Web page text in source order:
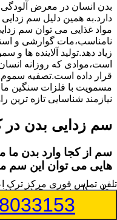
بدن انسان در معرض آلودگی
دارد.به همین دلیل سم
مواد غذایی می توان سم
نامناسب،مات گوارشی و
زیاد دهد.تولید آلاینده ها
است،موادی که روزانه
قرار داده است.تصفیه سموم
مسمویت با فلزات سنگین
نیازمند شناسایی تازه ترین
سم زدایی بدن در
سم از کجا وارد بدن ما
هایی می توان این سم
بطور کلی سم موجود در
شوند.بخش بزرگی از این
گیاهی و آفت کش ها،فلزات
تلفن تماس فوری مرکز ترک